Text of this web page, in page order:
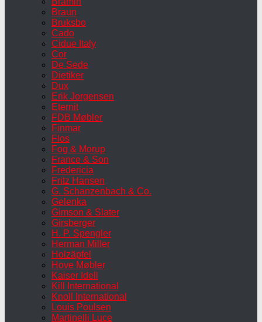
Braun
Bruksbo
Cado
Cidue Italy
Cor
De Sede
Dietiker
Dux
Erik Jorgensen
Eternit
FDB Møbler
Finmar
Flos
Fog & Morup
France & Son
Fredericia
Fritz Hansen
G. Schanzenbach & Co.
Gelenka
Gimson & Slater
Girsberger
H. P. Spengler
Herman Miller
Holzäpfel
Hove Møbler
Kaiser Idell
Kill International
Knoll International
Louis Poulsen
Martinelli Luce